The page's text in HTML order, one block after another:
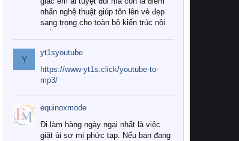
nhấn nghệ thuật giúp tôn lên vẻ đẹp
sang trọng cho toàn bộ kiến trúc nội
Tuy nhiên, giữa thị trường đa dạng
với vô vàn thương hiệu và mẫu mã
như hiện nay, làm thế nào để chọn
được những bộ chăn ga gối đệm cao
cấp thực sự chất lượng, phù hợp với
khí hậu và nhu cầu sử dụng của gia
đình? Hãy cùng chúng tôi đi tìm lời
giải đáp chi tiết qua bài viết dưới đây.
Y
yt1syoutube
https://www-yt1s.click/youtube-to-
mp3/
equinoxmode
Đi làm hàng ngày ngại nhất là việc
giặt ủi sơ mi phức tạp. Nếu bạn đang